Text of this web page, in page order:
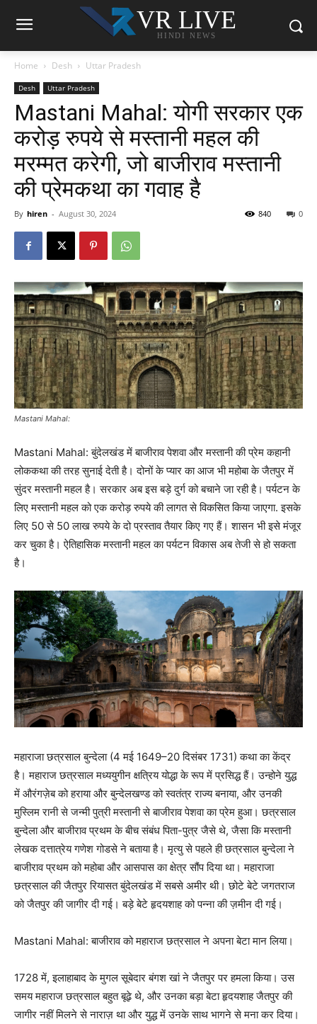
VR LIVE
HINDI NEWS
Home Desh Uttar Pradesh
Desh Uttar Pradesh
Mastani Mahal: योगी सरकार एक
करोड़ रुपये से मस्तानी महल की
मरम्मत करेगी, जो बाजीराव मस्तानी
की प्रेमकथा का गवाह है
By hiren - August 30, 2024 0
840
Mastani Mahal:
Mastani Mahal: बुंदेलखंड में बाजीराव पेशवा और मस्तानी की प्रेम कहानी
लोककथा की तरह सुनाई देती है। दोनों के प्यार का आज भी महोबा के जैतपुर में
सुंदर मस्तानी महल है। सरकार अब इस बड़े दुर्ग को बचाने जा रही है। पर्यटन के
लिए मस्तानी महल को एक करोड़ रुपये की लागत से विकसित किया जाएगा. इसके
लिए 50 से 50 लाख रुपये के दो प्रस्ताव तैयार किए गए हैं। शासन भी इसे मंजूर
कर चुका है। ऐतिहासिक मस्तानी महल का पर्यटन विकास अब तेजी से हो सकता
है।
महाराजा छत्रसाल बुन्देला (4 मई 1649–20 दिसंबर 1731) कथा का केंद्र
है। महाराज छत्रसाल मध्ययुगीन क्षत्रिय योद्धा के रूप में प्रसिद्ध हैं। उन्होने युद्ध
में औरंगज़ेब को हराया और बुन्देलखण्ड को स्वतंत्र राज्य बनाया, और उनकी
मुस्लिम रानी से जन्मी पुत्री मस्तानी से बाजीराव पेशवा का प्रेम हुआ। छत्रसाल
बुन्देला और बाजीराव प्रथम के बीच संबंध पिता-पुत्र जैसे थे, जैसा कि मस्तानी
लेखक दत्तात्रेय गणेश गोडसे ने बताया है। मृत्यु से पहले ही छत्रसाल बुन्देला ने
बाजीराव प्रथम को महोबा और आसपास का क्षेत्र सौंप दिया था। महाराजा
छत्रसाल की जैतपुर रियासत बुंदेलखंड में सबसे अमीर थी। छोटे बेटे जगतराज
को जैतपुर की जागीर दी गई। बड़े बेटे हृदयशाह को पन्ना की ज़मीन दी गई।
Mastani Mahal: बाजीराव को महाराज छत्रसाल ने अपना बेटा मान लिया।
1728 में, इलाहाबाद के मुगल सूबेदार बंगश खां ने जैतपुर पर हमला किया। उस
समय महाराज छत्रसाल बहुत बूढ़े थे, और उनका बड़ा बेटा हृदयशाह जैतपुर की
जागीर नहीं मिलने से नाराज़ था और युद्ध में उनके साथ भागने से मना कर दिया।